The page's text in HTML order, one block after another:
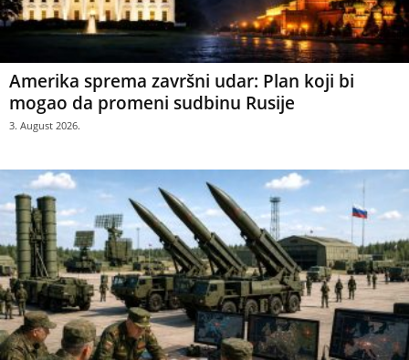
Amerika sprema završni udar: Plan koji bi
mogao da promeni sudbinu Rusije
3. August 2026.